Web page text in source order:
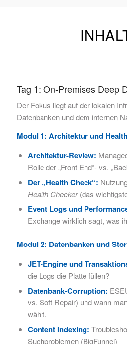
Tag 1: On-Premises Deep
Der Fokus liegt auf der lokalen
Datenbanken und dem internen
Modul 1: Architektur und
Architektur-Review:
Rolle der „Front End“- vs.
Der „Health Check“:
Health Checker(das
Event Logs und
Exchange wirklich sagt, was
Modul 2: Datenbanken und
JET-Engine und
die Logs die Platte füllen?
Datenbank-Corruption:
vs. Soft Repair) und wann
wählt.
Content Indexing:
Suchproblemen (BigFunnel)